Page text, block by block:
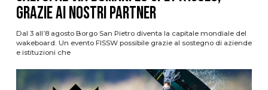
grazie ai nostri Partner
Dal 3 all’8 agosto Borgo San Pietro diventa la capitale mondiale del
wakeboard. Un evento FISSW possibile grazie al sostegno di aziende
e istituzioni che